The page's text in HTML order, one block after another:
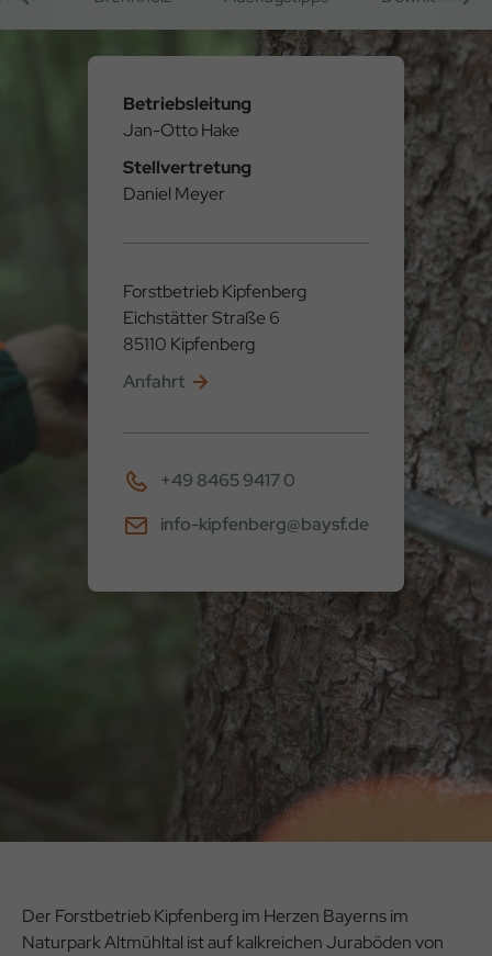
Betriebsleitung
Jan-Otto Hake
Stellvertretung
Daniel Meyer
Forstbetrieb Kipfenberg
Eichstätter Straße 6
85110 Kipfenberg
Anfahrt
+49 8465 9417 0
info-kipfenberg@baysf.de
Der Forstbetrieb Kipfenberg im Herzen Bayerns im
Naturpark Altmühltal ist auf kalkreichen Juraböden von